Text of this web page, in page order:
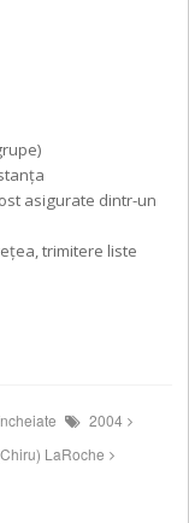
asigurate dintr-un
trimitere liste
2004
LaRoche